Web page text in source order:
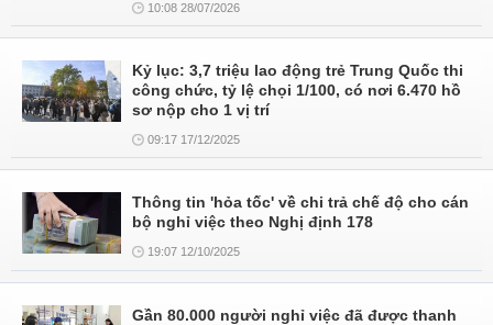
10:08 28/07/2026
Kỷ lục: 3,7 triệu lao động trẻ Trung Quốc thi
công chức, tỷ lệ chọi 1/100, có nơi 6.470 hồ
sơ nộp cho 1 vị trí
09:17 17/12/2025
Thông tin 'hỏa tốc' về chi trả chế độ cho cán
bộ nghỉ việc theo Nghị định 178
19:07 12/10/2025
Gần 80.000 người nghỉ việc đã được thanh